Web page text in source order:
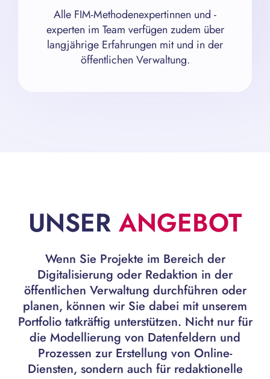
Alle FIM-Methodenexpertinnen und -
experten im Team verfügen zudem über
langjährige Erfahrungen mit und in der
öffentlichen Verwaltung.
UNSER ANGEBOT
Wenn Sie Projekte im Bereich der
Digitalisierung oder Redaktion in der
öffentlichen Verwaltung durchführen oder
planen, können wir Sie dabei mit unserem
Portfolio tatkräftig unterstützen. Nicht nur für
die Modellierung von Datenfeldern und
Prozessen zur Erstellung von Online-
Diensten, sondern auch für redaktionelle